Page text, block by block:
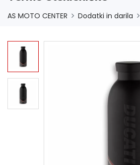
AS MOTO CENTER Dodatki in darila